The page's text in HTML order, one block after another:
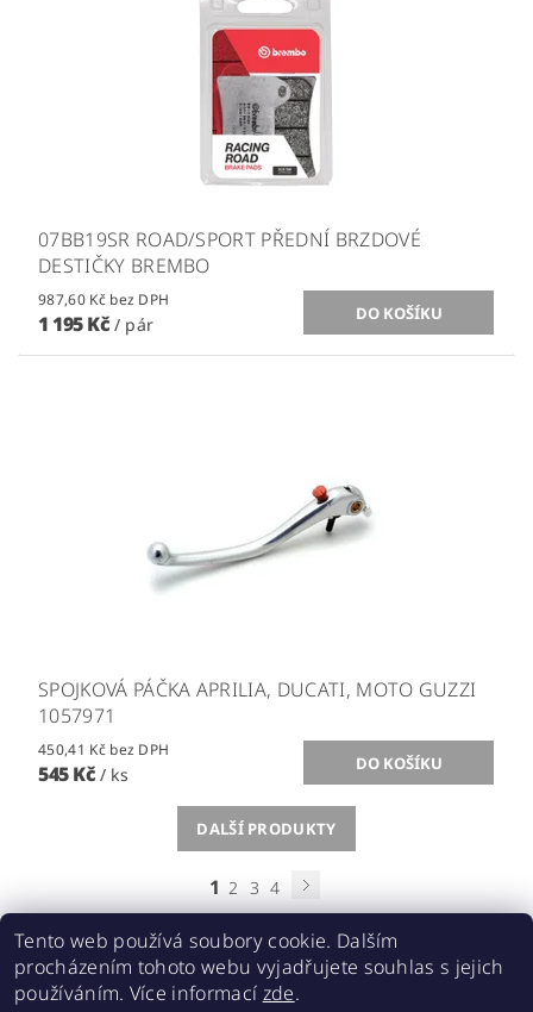
07BB19SR ROAD/SPORT PŘEDNÍ BRZDOVÉ
DESTIČKY BREMBO
987,60 Kč bez DPH
1 195 Kč / pár
SPOJKOVÁ PÁČKA APRILIA, DUCATI, MOTO GUZZI
1057971
450,41 Kč bez DPH
545 Kč / ks
DALŠÍ PRODUKTY
1 2 3 4
Acebikes bezpečná přeprava, parkování motocyklů a skútrů
Tento web používá soubory cookie. Dalším
procházením tohoto webu vyjadřujete souhlas s jejich
používáním. Více informací zde.